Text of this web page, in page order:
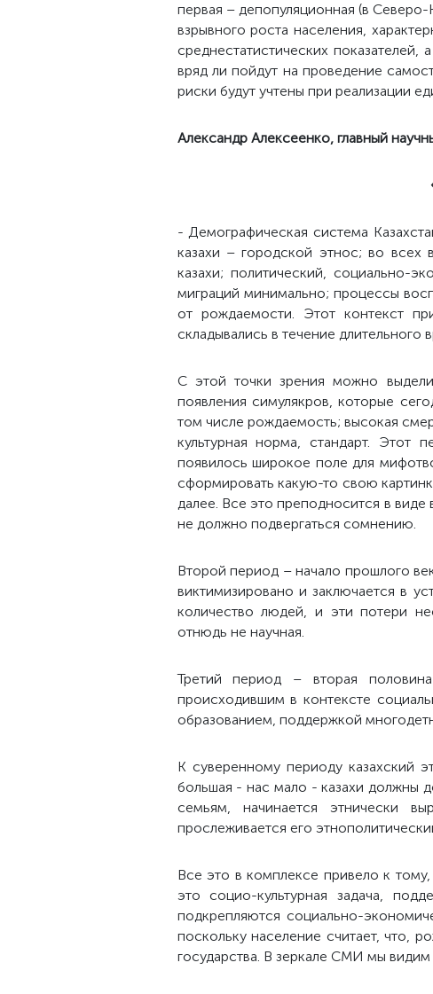
первая – депопуляционная (в Северо-
взрывного роста населения,
среднестатистических
вряд ли пойдут на проведение
риски будут учтены при реализации
Александр Алексеенко, главный
- Демографическая система
казахи – городской этнос; во всех
казахи; политический, социально-
миграций минимально; процессы
от рождаемости. Этот контекст
складывались в течение
С этой точки зрения можно
появления симулякров, которые
том числе рождаемость; высокая
культурная норма, стандарт. Этот
появилось широкое поле для
сформировать какую-то свою
далее. Все это преподносится в виде
не должно подвергаться сомнению.
Второй период – начало прошлого
виктимизировано и заключается в
количество людей, и эти потери
отнюдь не научная.
Третий период – вторая
происходившим в контексте
образованием, поддержкой
К суверенному периоду казахский
большая - нас мало - казахи должны
семьям, начинается этнически
прослеживается его
Все это в комплексе привело к
это социо-культурная задача,
подкрепляются социально-
поскольку население считает, что,
государства. В зеркале СМИ мы